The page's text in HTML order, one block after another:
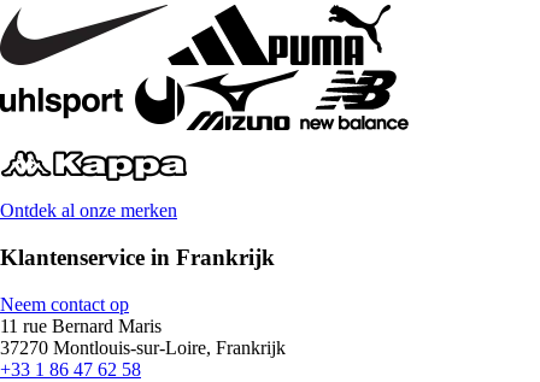
Ontdek al onze merken
Klantenservice in Frankrijk
Neem contact op
11 rue Bernard Maris
37270 Montlouis-sur-Loire, Frankrijk
+33 1 86 47 62 58